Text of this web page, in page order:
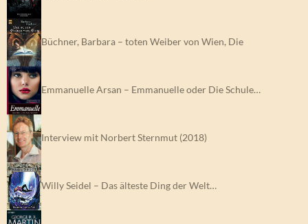
Büchner, Barbara – toten Weiber von Wien, Die
Emmanuelle Arsan – Emmanuelle oder Die Schule…
Interview mit Norbert Sternmut (2018)
Willy Seidel – Das älteste Ding der Welt…